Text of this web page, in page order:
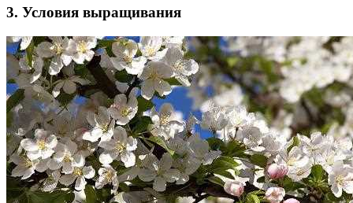
3. Условия выращивания